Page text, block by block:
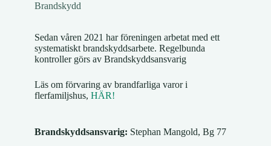
Brandskydd
Sedan våren 2021 har föreningen arbetat med ett
systematiskt brandskyddsarbete. Regelbunda
kontroller görs av Brandskyddsansvarig
Läs om förvaring av brandfarliga varor i
flerfamiljshus, HÄR!
Brandskyddsansvarig: Stephan Mangold, Bg 77